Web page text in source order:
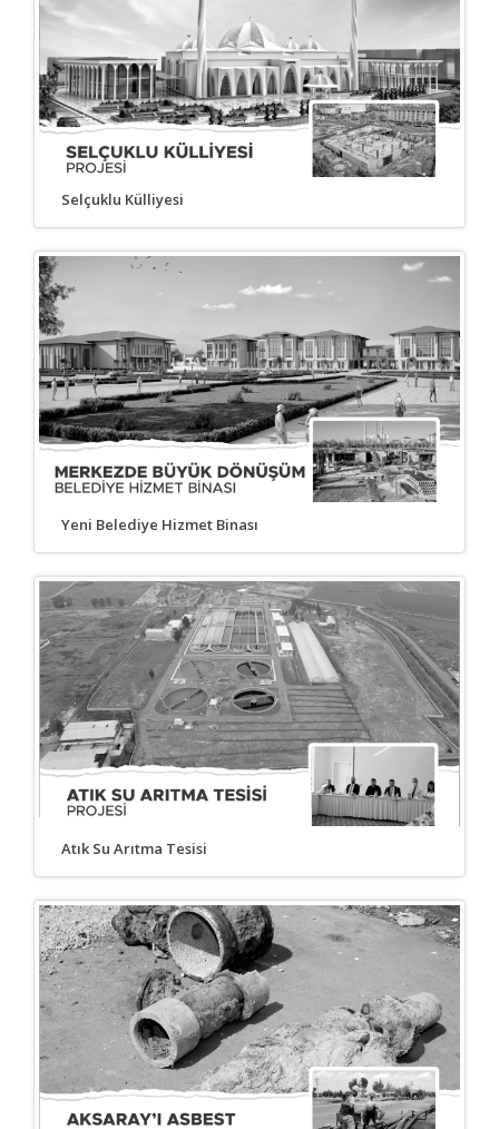
Selçuklu Külliyesi
Yeni Belediye Hizmet Binası
Atık Su Arıtma Tesisi